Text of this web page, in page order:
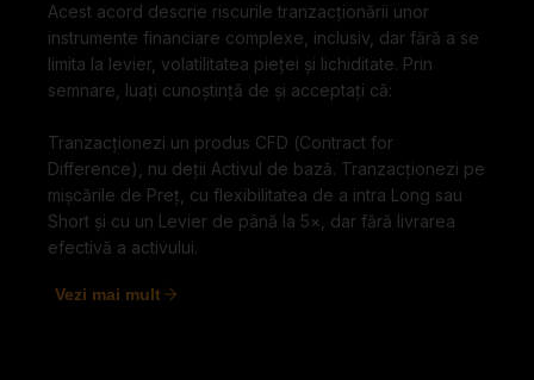
Acest acord descrie riscurile tranzacționării unor
instrumente financiare complexe, inclusiv, dar fără a se
limita la levier, volatilitatea pieței și lichiditate. Prin
semnare, luați cunoștință de și acceptați că:
Tranzacționezi un produs CFD (Contract for
Difference), nu deții Activul de bază. Tranzacționezi pe
mișcările de Preț, cu flexibilitatea de a intra Long sau
Short și cu un Levier de până la 5×, dar fără livrarea
efectivă a activului.
Vezi mai mult